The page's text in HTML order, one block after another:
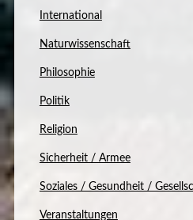
International
Naturwissenschaft
Philosophie
Politik
Religion
Sicherheit / Armee
Soziales / Gesundheit /
Veranstaltungen